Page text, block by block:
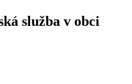
služba v obci